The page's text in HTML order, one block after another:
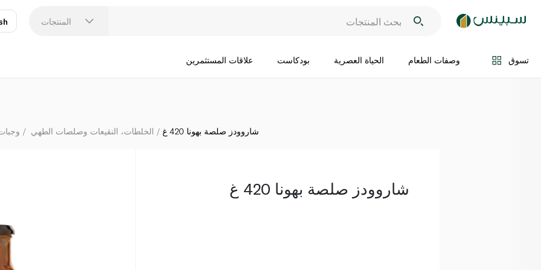
المنتجات
تسوق وصفات الطعام الحياة العصرية بودكاست علاقات المستثمرين
اضف الى السلة
الخلطات، النقيعات وصلصات الطهي شاروودز صلصة بهونا 420 غ
شاروودز صلصة بهونا 420 غ